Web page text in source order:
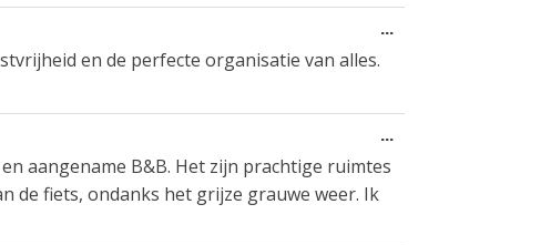
en de perfecte organisatie van alles.
...
aangename B&B. Het zijn prachtige ruimtes
de fiets, ondanks het grijze grauwe weer. Ik
...